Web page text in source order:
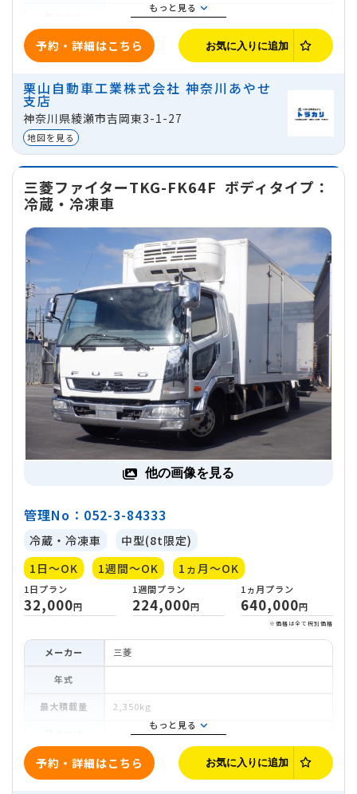
1日 プラン 1週間プラン
224,000
予約・詳細はこちら お気に入りに追加
車両寸法
地域 神奈川県綾瀬市吉岡東3-1-27
貸出区分 法人
もっと見る
栗山自動車工業株式会社 神奈川あやせ
支店
神奈川県綾瀬市吉岡東3-1-27
地図を見る
他の画像を見る
三菱ファイターTKG-FK64F ボディタイプ：
冷蔵・冷凍車
予約・詳細はこちら お気に入りに追加
管理No：052-3-84333
冷蔵・冷凍車
中型(8t限定)
1日～OK
1週間～OK 1ヵ月～OK
メーカー 三菱
年式
最大積載量 2,350kg
車両寸法
もっと見る